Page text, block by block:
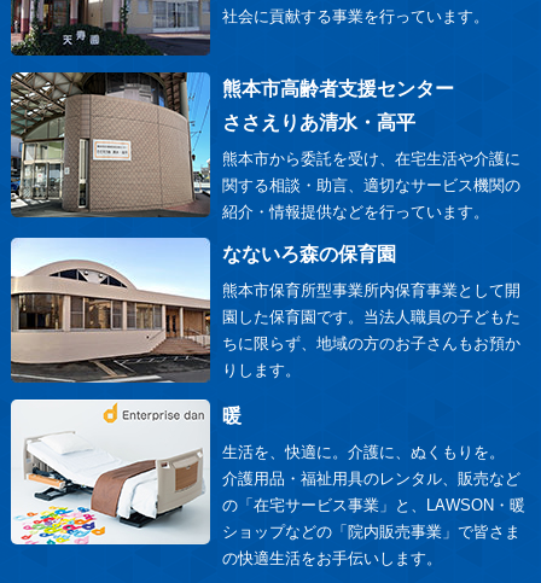
社会に貢献する事業を行っています。
熊本市高齢者支援センター
ささえりあ清水・高平
熊本市から委託を受け、在宅生活や介護に
関する相談・助言、適切なサービス機関の
紹介・情報提供などを行っています。
なないろ森の保育園
熊本市保育所型事業所内保育事業として開
園した保育園です。当法人職員の子どもた
ちに限らず、地域の方のお子さんもお預か
りします。
暖
生活を、快適に。介護に、ぬくもりを。
介護用品・福祉用具のレンタル、販売など
の「在宅サービス事業」と、LAWSON・暖
ショップなどの「院内販売事業」で皆さま
の快適生活をお手伝いします。